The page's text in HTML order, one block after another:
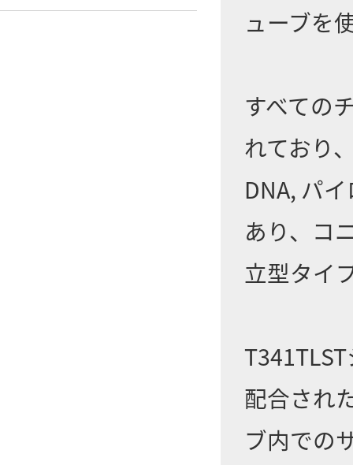
ューブを
すべての
れており
DNA, パ
あり、コ
立型タイ
配合され
ブ内での